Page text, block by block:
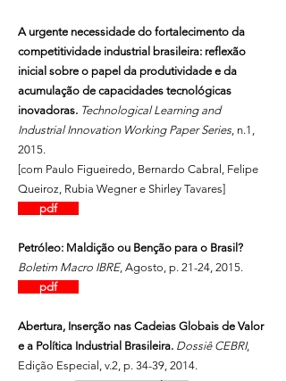
A urgente necessidade do fortalecimento da
competitividade industrial brasileira: reflexão
inicial sobre o papel da produtividade e da
acumulação de capacidades tecnológicas
inovadoras. Technological Learning and
Industrial Innovation Working Paper Series, n.1,
2015.
[com Paulo Figueiredo, Bernardo Cabral, Felipe
Queiroz, Rubia Wegner e Shirley Tavares]
pdf
Petróleo: Maldição ou Benção para o Brasil?
Boletim Macro IBRE, Agosto, p. 21-24, 2015.
pdf
Abertura, Inserção nas Cadeias Globais de Valor
e a Política Industrial Brasileira. Dossiê CEBRI,
Edição Especial, v.2, p. 34-39, 2014.